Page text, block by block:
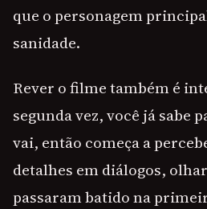
que o personagem
sanidade.
Rever o filme também é
segunda vez, você já sabe
vai, então começa a
detalhes em diálogos,
passaram batido na